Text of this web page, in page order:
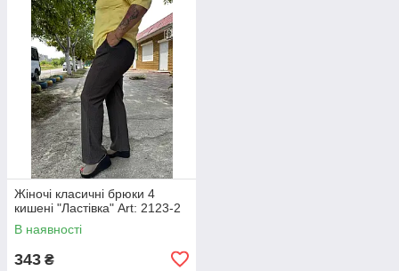
Жіночі класичні брюки 4
кишені "Ластівка" Art: 2123-2
В наявності
343 ₴